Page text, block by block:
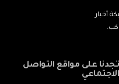
أخبار
تجدنا على مواقع التواصل
الاجتماعي